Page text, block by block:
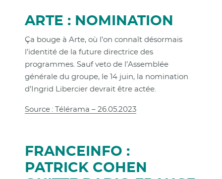
ARTE : NOMINATION
Ça bouge à Arte, où l’on connaît désormais
l’identité de la future directrice des
programmes. Sauf veto de l’Assemblée
générale du groupe, le 14 juin, la nomination
d’Ingrid Libercier devrait être actée.
Source : Télérama – 26.05.2023
FRANCEINFO :
PATRICK COHEN